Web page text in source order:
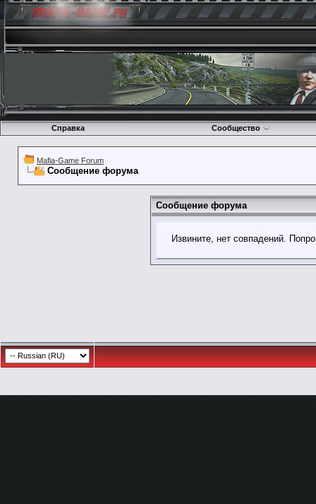
Справка Сообщество
Mafia-Game Forum
Сообщение форума
Сообщение форума
Извините, нет совпадений.